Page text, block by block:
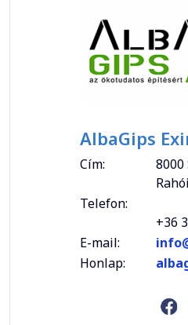
AlbaGips
Cím:
8000
Telefon:
+36
E-mail:
Honlap: